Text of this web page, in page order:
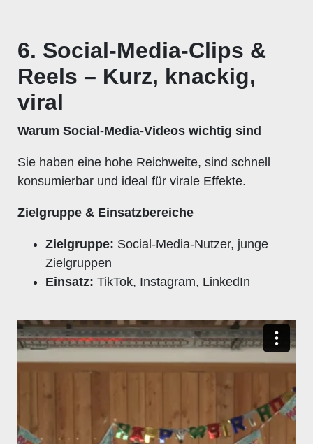
6. Social-Media-Clips &
Reels – Kurz, knackig,
viral
Warum Social-Media-Videos wichtig sind
Sie haben eine hohe Reichweite, sind schnell
konsumierbar und ideal für virale Effekte.
Zielgruppe & Einsatzbereiche
Zielgruppe: Social-Media-Nutzer, junge
Zielgruppen
Einsatz: TikTok, Instagram, LinkedIn